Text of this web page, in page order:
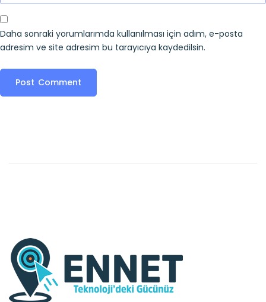
Daha sonraki yorumlarımda kullanılması için adım, e-posta
adresim ve site adresim bu tarayıcıya kaydedilsin.